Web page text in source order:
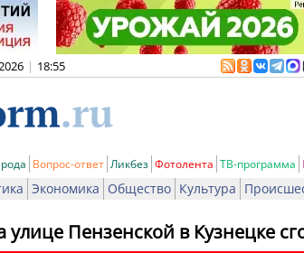
| 18:55
Вопрос-ответ Ликбез Фотолента ТВ-программа
Экономика Общество Культура
улице Пензенской в Кузнецке